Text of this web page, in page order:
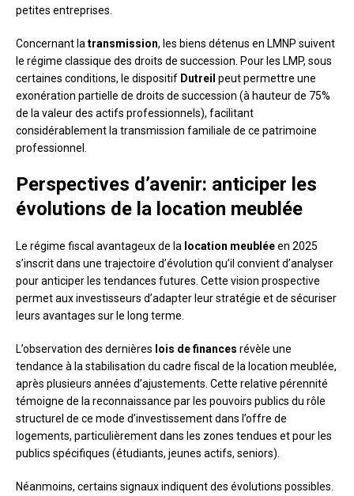
petites entreprises.
Concernant la transmission, les biens détenus en LMNP suivent
le régime classique des droits de succession. Pour les LMP, sous
certaines conditions, le dispositif Dutreil peut permettre une
exonération partielle de droits de succession (à hauteur de 75%
de la valeur des actifs professionnels), facilitant
considérablement la transmission familiale de ce patrimoine
professionnel.
Perspectives d’avenir: anticiper les
évolutions de la location meublée
Le régime fiscal avantageux de la location meubléeen 2025
s’inscrit dans une trajectoire d’évolution qu’il convient d’analyser
pour anticiper les tendances futures. Cette vision prospective
permet aux investisseurs d’adapter leur stratégie et de sécuriser
leurs avantages sur le long terme.
L’observation des dernières lois de finances révèle une
tendance à la stabilisation du cadre fiscal de la location meublée,
après plusieurs années d’ajustements. Cette relative pérennité
témoigne de la reconnaissance par les pouvoirs publics du rôle
structurel de ce mode d’investissement dans l’offre de
logements, particulièrement dans les zones tendues et pour les
publics spécifiques (étudiants, jeunes actifs, seniors).
Néanmoins, certains signaux indiquent des évolutions possibles.